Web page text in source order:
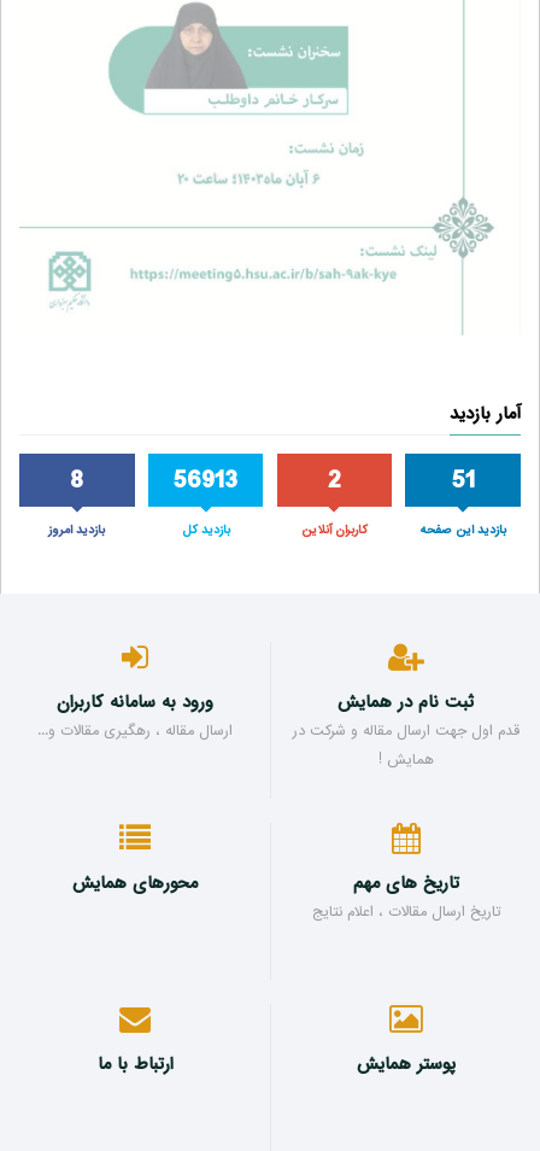
آمار بازدید
8
بازدید امروز
56913
بازدید کل
2
کاربران آنلاین
51
بازدید این صفحه
ثبت نام در همایش
قدم اول جهت ارسال مقاله و شرکت در
همایش !
ورود به سامانه کاربران
ارسال مقاله ، رهگیری مقالات و...
تاریخ های مهم
تاریخ ارسال مقالات ، اعلام نتایج
محورهای همایش
پوستر همایش ارتباط با ما